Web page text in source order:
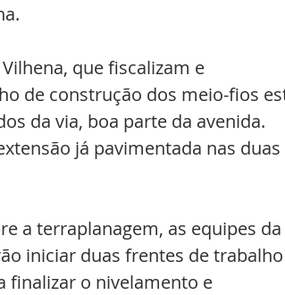
que fiscalizam e
de construção dos meio-fios
da via, boa parte da avenida.
já pavimentada nas duas
a terraplanagem, as equipes da
iniciar duas frentes de
finalizar o nivelamento e